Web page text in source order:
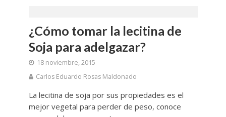
¿Cómo tomar la lecitina de
Soja para adelgazar?
18 noviembre, 2015
Carlos Eduardo Rosas Maldonado
La lecitina de soja por sus propiedades es el
mejor vegetal para perder de peso, conoce